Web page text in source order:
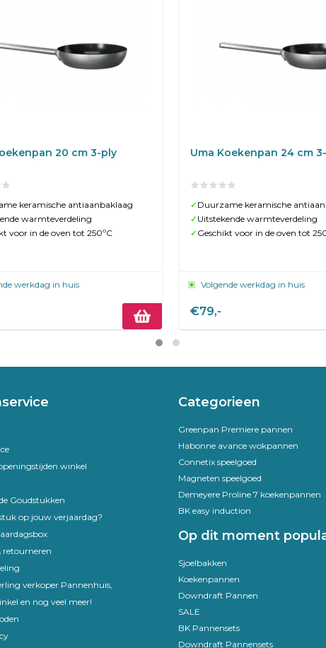
20 cm 3-ply
keramische antiaanbaklaag
warmteverdeling
voor in de oven tot 250ºC
werkdag in huis
Uma Koekenpan 24 cm
✓ Duurzame keramische
✓ Uitstekende warmteverdeling
✓ Geschikt voor in de oven tot
Volgende werkdag in huis
€79,-
winkel
Goudstukken
op jouw verjaardag?
retourneren
verkoper Pannenhuis,
en nog veel meer!
Categorieen
Greenpan Premiere pannen
Habonne avance wokpannen
Connetix speelgoed
Magneten speelgoed
Demeyere Proline 7 koekenpannen
BK easy induction
Op dit moment
Sjoelbakken
Koekenpannen
Downdraft Pannen
SALE
BK Pannensets
Downdraft Pannensets